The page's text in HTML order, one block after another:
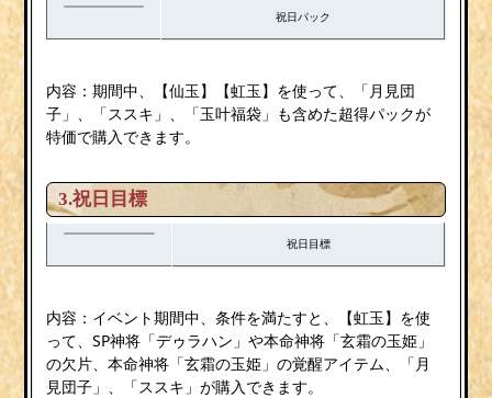
祝日パック
内容：期間中、【仙玉】【虹玉】を使って、「月見団
子」、「ススキ」、「玉叶福袋」も含めた超得パックが
特価で購入できます。
3.祝日目標
祝日目標
内容：イベント期間中、条件を満たすと、【虹玉】を使
って、SP神将「デゥラハン」や本命神将「玄霜の玉姫」
の欠片、本命神将「玄霜の玉姫」の覚醒アイテム、「月
見団子」、「ススキ」が購入できます。